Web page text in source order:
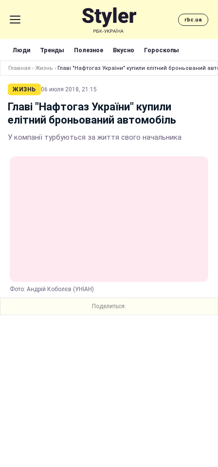
rbc.ua
Люди Тренды Полезное Вкусно Гороскопы
Главная › Жизнь › Главі "Нафтогаз України" купили елітний броньований
ЖИЗНЬ 06 июля 2018, 21:15
Главі "Нафтогаз України" купили
елітний броньований автомобіль
У компанії турбуються за життя свого начальника
Фото: Андрій Коболєв (УНІАН)
Поделиться: